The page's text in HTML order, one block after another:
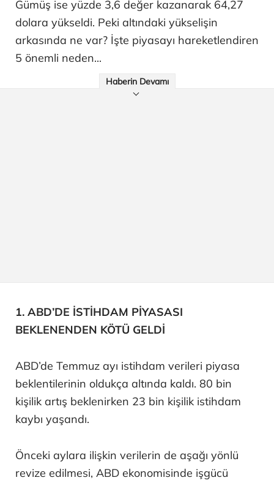
Gümüş ise yüzde 3,6 değer kazanarak 64,27
dolara yükseldi. Peki altındaki yükselişin
arkasında ne var? İşte piyasayı hareketlendiren
5 önemli neden...
Haberin Devamı
1. ABD’DE İSTİHDAM PİYASASI
BEKLENENDEN KÖTÜ GELDİ
ABD’de Temmuz ayı istihdam verileri piyasa
beklentilerinin oldukça altında kaldı. 80 bin
kişilik artış beklenirken 23 bin kişilik istihdam
kaybı yaşandı.
Önceki aylara ilişkin verilerin de aşağı yönlü
revize edilmesi, ABD ekonomisinde işgücü